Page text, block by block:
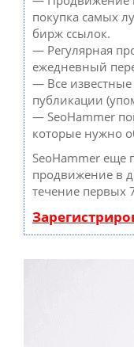
покупка самых
бирж ссылок.
— Регулярная
ежедневный
— Все
публикации
— SeoHammer
которые нужно
SeoHammer еще
продвижение в
течение первых